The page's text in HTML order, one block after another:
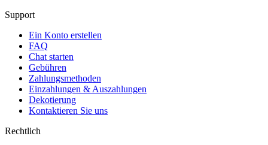
Support
Ein Konto erstellen
FAQ
Chat starten
Gebühren
Zahlungsmethoden
Einzahlungen & Auszahlungen
Dekotierung
Kontaktieren Sie uns
Rechtlich